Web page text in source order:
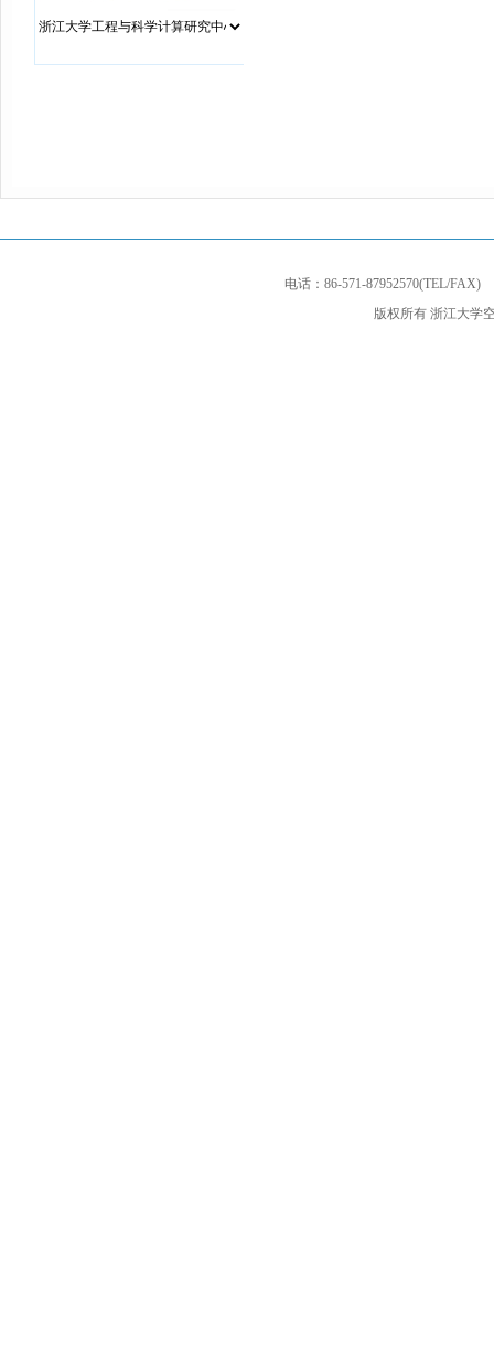
电话：86-571-87952570(TEL/FAX)
版权所有 浙江大学